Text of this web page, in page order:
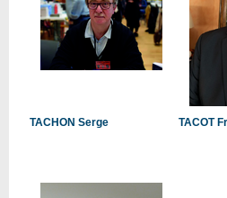
TACHON Serge TACOT